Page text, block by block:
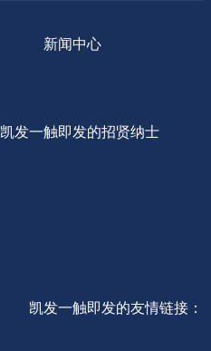
新闻中心
凯发一触即发的招贤纳士
凯发一触即发的友情链接：